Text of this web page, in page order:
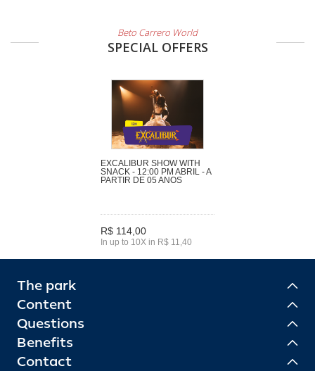
Beto Carrero World
SPECIAL OFFERS
EXCALIBUR SHOW WITH
SNACK - 12:00 PM ABRIL - A
PARTIR DE 05 ANOS
R$ 114,00
In up to 10X in R$ 11,40
The park
Content
Questions
Benefits
Contact